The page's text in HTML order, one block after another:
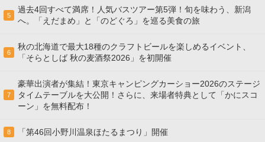
5
過去4回すべて満席！人気バスツアー第5弾！旬を味わう、新潟
へ。「えだまめ」と「のどぐろ」を巡る美食の旅
6
秋の北海道で最大18種のクラフトビールを楽しめるイベント、
「そらとしば 秋の麦酒祭2026」を初開催
7
豪華出演者が集結！東京キャンピングカーショー2026のステージ
タイムテーブルを大公開！さらに、来場者特典として「かにスコ
ーン」を無料配布！
8 「第46回小野川温泉ほたるまつり」開催